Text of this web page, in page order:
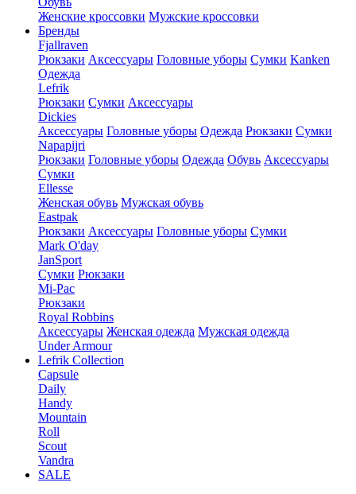
Женские кроссовки Мужские кроссовки
Бренды
Fjallraven
Рюкзаки Аксессуары Головные уборы Сумки Kanken
Одежда
Lefrik
Рюкзаки Сумки Аксессуары
Dickies
Аксессуары Головные уборы Одежда Рюкзаки Сумки
Napapijri
Рюкзаки Головные уборы Одежда Обувь Аксессуары
Сумки
Ellesse
Женская обувь Мужская обувь
Eastpak
Рюкзаки Аксессуары Головные уборы Сумки
Mark O'day
JanSport
Сумки Рюкзаки
Mi-Pac
Рюкзаки
Royal Robbins
Аксессуары Женская одежда Мужская одежда
Under Armour
Lefrik Collection
Capsule
Daily
Handy
Mountain
Roll
Scout
Vandra
SALE